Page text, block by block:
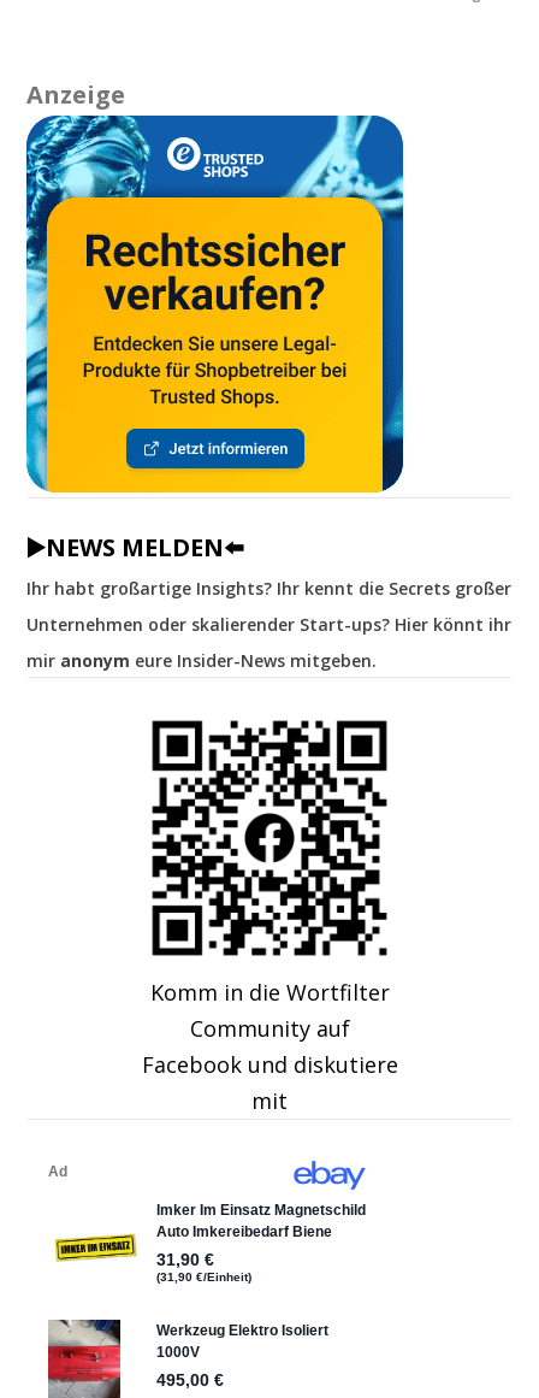
Anzeige
▶️NEWS MELDEN⬅️
Ihr habt großartige Insights? Ihr kennt die Secrets großer
Unternehmen oder skalierender Start-ups? Hier könnt ihr
mir anonym eure Insider-News mitgeben.
Komm in die Wortfilter
Community auf
Facebook und diskutiere
mit